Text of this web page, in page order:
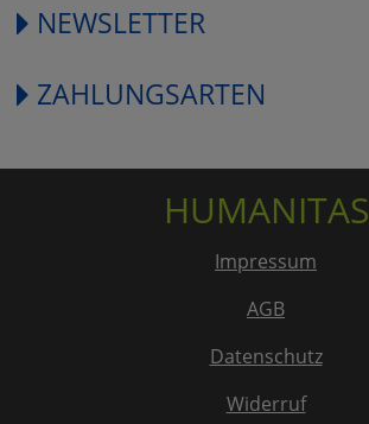
NEWSLETTER
ZAHLUNGSARTEN
HUMANITAS
Impressum
AGB
Datenschutz
Widerruf